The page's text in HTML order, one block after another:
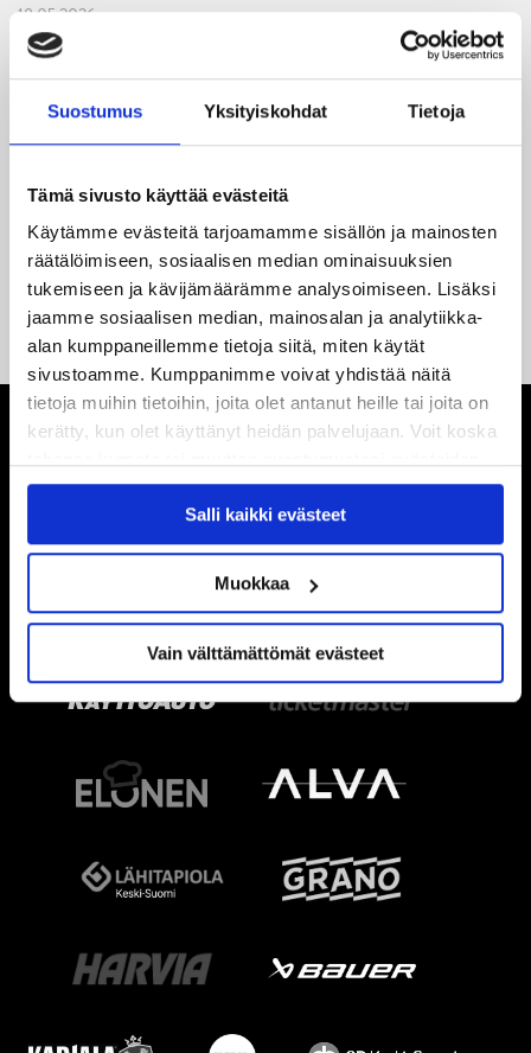
Suostumus Yksityiskohdat Tietoja
Tämä sivusto käyttää evästeitä
Käytämme evästeitä tarjoamamme sisällön ja mainosten
räätälöimiseen, sosiaalisen median ominaisuuksien
tukemiseen ja kävijämäärämme analysoimiseen. Lisäksi
jaamme sosiaalisen median, mainosalan ja analytiikka-
alan kumppaneillemme tietoja siitä, miten käytät
sivustoamme. Kumppanimme voivat yhdistää näitä
tietoja muihin tietoihin, joita olet antanut heille tai joita on
kerätty, kun olet käyttänyt heidän palvelujaan. Voit koska
käytöstäEvästeet-sivultamme.
Salli kaikki evästeet
Muokkaa
Vain välttämättömät evästeet
18.05.2026
Jaatinen ja Liljamo jatkosopimuksiin – JYPin ja KeuPa HT:n
yhteistyö jatkuu
kahden vuoden sopimuksella
12.05.2026
Veeti Väisänen JYP-puolustukseen kahden vuoden
sopimuksella